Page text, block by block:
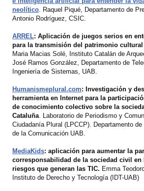
neolítico. Raquel Piqué, Departamento de
Antonio Rodríguez, CSIC.
ARREL: Aplicación de juegos serios en
para la transmisión del patrimonio cultural
Maria Macias Solé, Instituto Catalán de
José Ramos González, Departamento de
Ingeniería de Sistemas, UAB.
Humanismeplural.com: Investigación y
herramienta en Internet para la
de conocimiento colectivo sobre la
Cataluña. Laboratorio de Periodismo y
Ciudadanía Plural (LPCCP). Departamento
de la Comunicación UAB.
MediaKids: aplicación para aumentar la
corresponsabilidad de la sociedad civil en
riesgos que generan las TIC. Emma
Instituto de Derecho y Tecnología (IDT-UAB)